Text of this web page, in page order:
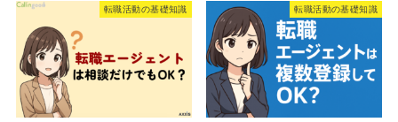
転職活動の基礎知識 転職活動の基礎知識